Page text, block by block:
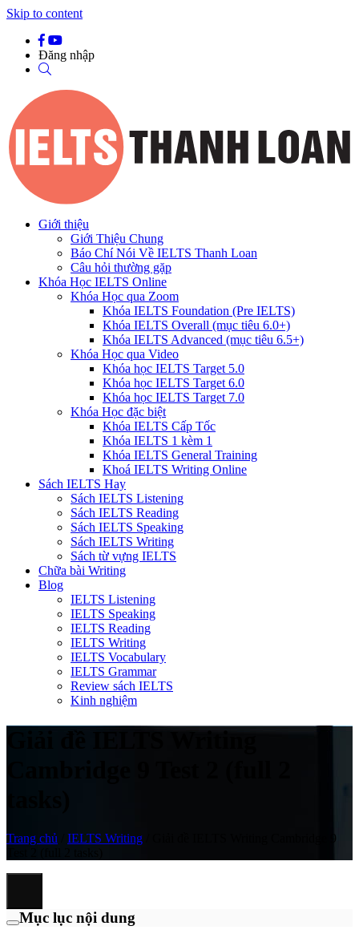
Skip to content
Đăng nhập
Giới thiệu
Giới Thiệu Chung
Báo Chí Nói Về IELTS Thanh Loan
Câu hỏi thường gặp
Khóa Học IELTS Online
Khóa Học qua Zoom
Khóa IELTS Foundation (Pre IELTS)
Khóa IELTS Overall (mục tiêu 6.0+)
Khóa IELTS Advanced (mục tiêu 6.5+)
Khóa Học qua Video
Khóa học IELTS Target 5.0
Khóa học IELTS Target 6.0
Khóa học IELTS Target 7.0
Khóa Học đặc biệt
Khóa IELTS Cấp Tốc
Khóa IELTS 1 kèm 1
Khóa IELTS General Training
Khoá IELTS Writing Online
Sách IELTS Hay
Sách IELTS Listening
Sách IELTS Reading
Sách IELTS Speaking
Sách IELTS Writing
Sách từ vựng IELTS
Chữa bài Writing
Blog
IELTS Listening
IELTS Speaking
IELTS Reading
IELTS Writing
IELTS Vocabulary
IELTS Grammar
Review sách IELTS
Kinh nghiệm
Giải đề IELTS Writing
Trang chủ IELTS Writing
Giải đề IELTS Writing Cambridge 9
Mục lục nội dung